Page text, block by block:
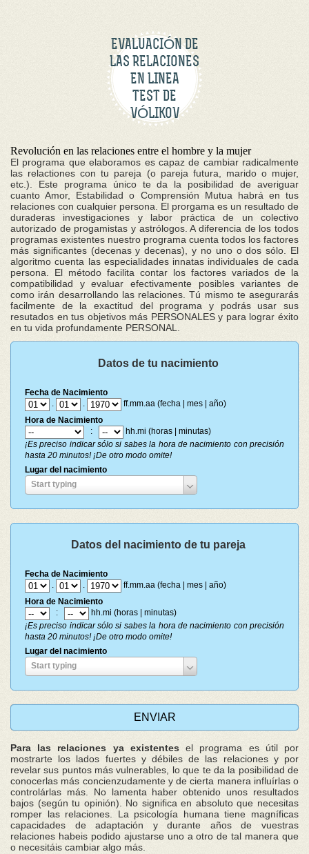
EVALUACIÓN DE
LAS RELACIONES
EN LINEA
TEST DE
VÓLIKOV
Revolución en las relaciones entre el hombre y la mujer
El programa que elaboramos es capaz de cambiar radicalmente
las relactiones con tu pareja (o pareja futura, marido o mujer,
etc.). Este programa único te da la posibilidad de averiguar
cuanto Amor, Estabilidad o Comprensión Mutua habrá en tus
relaciones con cualquier persona. El prorgama es un resultado de
duraderas investigaciones y labor práctica de un colectivo
autorizado de progamistas y astrólogos. A diferencia de los todos
programas existentes nuestro programa cuenta todos los factores
más significantes (decenas y decenas), y no uno o dos sólo. El
algoritmo cuenta las especialidades innatas individuales de cada
persona. El método facilita contar los factores variados de la
compatibilidad y evaluar efectivamente posibles variantes de
como irán desarrollando las relaciones. Tú mismo te asegurarás
facilmente de la exactitud del programa y podrás usar sus
resutados en tus objetivos más PERSONALES y para lograr éxito
en tu vida profundamente PERSONAL.
Datos de tu nacimiento
Fecha de Nacimiento
.
.
ff.mm.aa (fecha | mes | año)
Hora de Nacimiento
:
hh.mi (horas | minutas)
¡Es preciso indicar sólo si sabes la hora de nacimiento con precisión
hasta 20 minutos! ¡De otro modo omite!
Lugar del nacimiento
Start typing
Lugar
Datos del nacimiento de tu pareja
Fecha de Nacimiento
.
.
ff.mm.aa (fecha | mes | año)
Hora de Nacimiento
:
hh.mi (horas | minutas)
¡Es preciso indicar sólo si sabes la hora de nacimiento con precisión
hasta 20 minutos! ¡De otro modo omite!
Lugar del nacimiento
Start typing
Lugar
Para las relaciones ya existentesel programa es útil por
mostrarte los lados fuertes y débiles de las relaciones y por
revelar sus puntos más vulnerables, lo que te da la posibilidad de
conocerlas más concienzudamente y de cierta manera influírlas o
controlárlas más. No lamenta haber obtenido unos resultados
bajos (según tu opinión). No significa en absoluto que necesitas
romper las relaciones. La psicología humana tiene magníficas
capacidades de adaptación y durante años de vuestras
relaciones habeis podido ajustarse uno a otro de tal manera que
o necesitáis cambiar algo más.